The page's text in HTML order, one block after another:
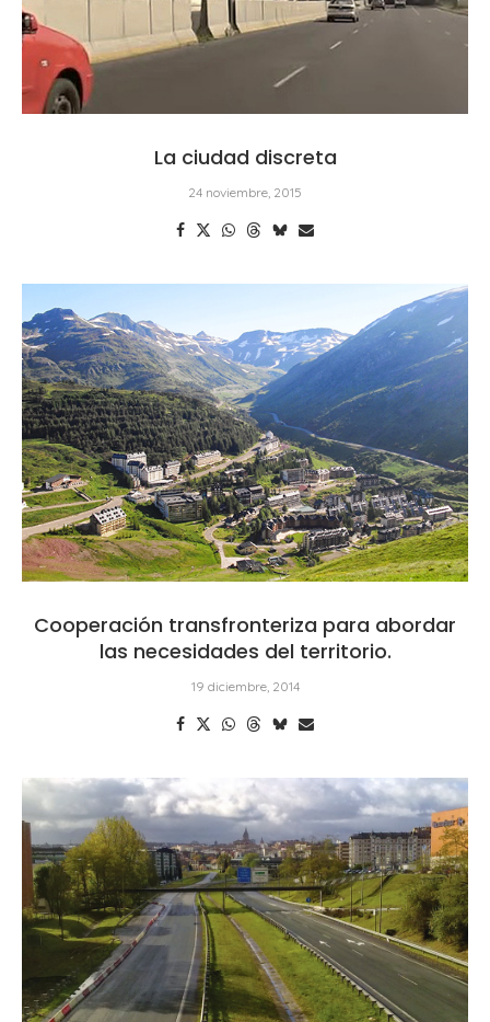
La ciudad discreta
24 noviembre, 2015
Cooperación transfronteriza para abordar
las necesidades del territorio.
19 diciembre, 2014